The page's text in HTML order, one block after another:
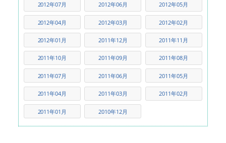
2012年07月 2012年06月 2012年05月
2012年04月 2012年03月 2012年02月
2012年01月 2011年12月 2011年11月
2011年10月 2011年09月 2011年08月
2011年07月 2011年06月 2011年05月
2011年04月 2011年03月 2011年02月
2011年01月 2010年12月